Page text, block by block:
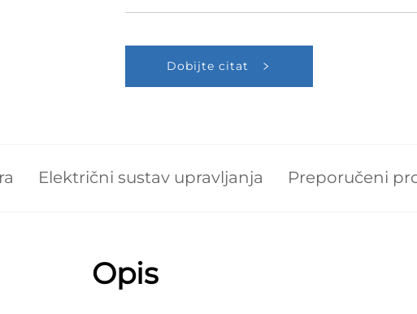
Dobijte citat
Električni sustav upravljanja Preporučeni
Opis